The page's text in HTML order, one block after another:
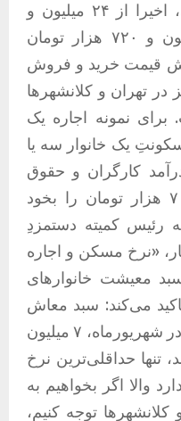
متوسط هر مترمربع آپارتمان، اخیرا از ۲۴ میلیون‌ و
۲۸۸ هزار تومان به ۲۶ میلیون ‌و ۷۲۰ هزار تومان
قیمت خرید و فروش
در تهران و کلانشهرها
نمونه اجاره یک
سکونتِ یک خانوار سه یا
کارگران و حقوق
بگیران حدود ۲ میلیون و ۷۰۰ هزار تومان را بخود
رئیس کمیته دستمزدِ
«نرخ مسکن و اجاره
معیشت خانوارهای
می‌کند: سبد معاش
حداقلی که با احتساب مسکن در شهریورماه، ۷ میلیون
تنها حداقلی‌ترین نرخ
والا اگر بخواهیم به
توجه کنیم،